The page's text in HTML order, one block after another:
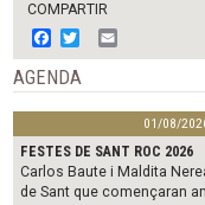
COMPARTIR
F
a
c
e
b
o
o
k
w
i
t
t
e
r
m
i
l
AGENDA
01/08/
FESTES DE SANT ROC 2026
Carlos Baute i Maldita
de Sant que començaran